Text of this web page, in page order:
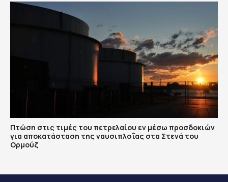
Πτώση στις τιμές του πετρελαίου εν μέσω προσδοκιών
για αποκατάσταση της ναυσιπλοΐας στα Στενά του
Ορμούζ